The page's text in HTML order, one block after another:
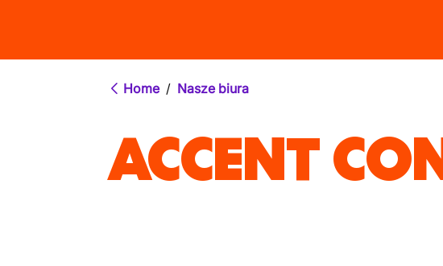
Home / Nasze biura
ACCENT